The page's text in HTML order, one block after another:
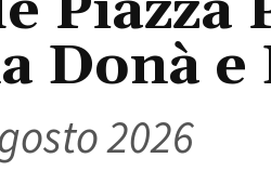
Donà
2026